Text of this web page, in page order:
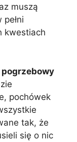
muszą
kwestiach
pogrzebowy
pochówek
tak, że
się o nic